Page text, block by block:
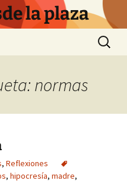
la plaza
Buscar:
normas
, Reflexiones
, hipocresía, madre,